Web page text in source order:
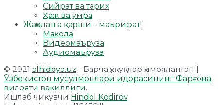
Сийрат ва тарих
Ҳаж ва умра
Жаҳолатга қарши – маърифат!
Мақола
Видеомаъруза
Аудиомаъруза
© 2021 alhidoya.uz - Барча ҳуқуқлар ҳимояланган |
Ўзбекистон мусулмонлари идорасининг Фарғона
вилояти вакиллиги.
Ишлаб чиқувчи Hindol Kodirov.